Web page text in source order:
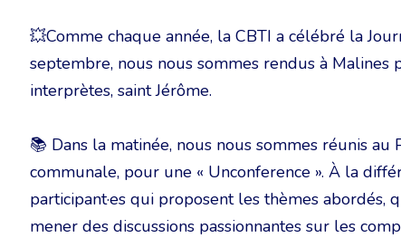
💥Comme chaque année, la CBTI a célébré la
septembre, nous nous sommes rendus à
interprètes, saint Jérôme.
📚 Dans la matinée, nous nous sommes réunis
communale, pour une « Unconference ». À la
participant·es qui proposent les thèmes
mener des discussions passionnantes sur les